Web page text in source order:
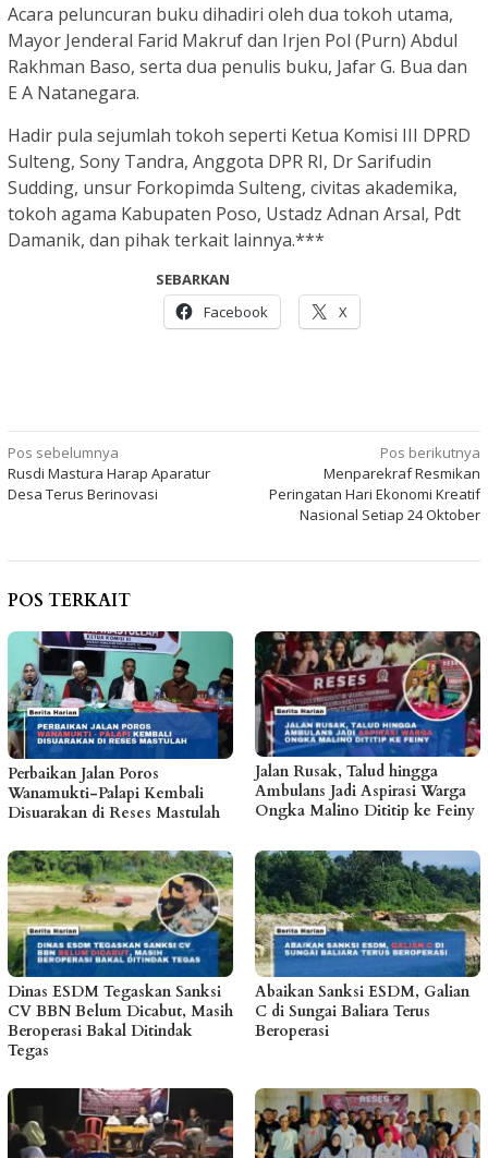
Acara peluncuran buku dihadiri oleh dua tokoh utama,
Mayor Jenderal Farid Makruf dan Irjen Pol (Purn) Abdul
Rakhman Baso, serta dua penulis buku, Jafar G. Bua dan
E A Natanegara.
Hadir pula sejumlah tokoh seperti Ketua Komisi III DPRD
Sulteng, Sony Tandra, Anggota DPR RI, Dr Sarifudin
Sudding, unsur Forkopimda Sulteng, civitas akademika,
tokoh agama Kabupaten Poso, Ustadz Adnan Arsal, Pdt
Damanik, dan pihak terkait lainnya.***
SEBARKAN
Facebook
X
Navigasi
pos
Pos sebelumnya
Rusdi Mastura Harap Aparatur
Desa Terus Berinovasi
Pos berikutnya
Menparekraf Resmikan
Peringatan Hari Ekonomi Kreatif
Nasional Setiap 24 Oktober
POS TERKAIT
Perbaikan Jalan Poros
Wanamukti-Palapi Kembali
Disuarakan di Reses Mastulah
Jalan Rusak, Talud hingga
Ambulans Jadi Aspirasi Warga
Ongka Malino Dititip ke Feiny
Dinas ESDM Tegaskan Sanksi
CV BBN Belum Dicabut, Masih
Beroperasi Bakal Ditindak
Tegas
Abaikan Sanksi ESDM, Galian
C di Sungai Baliara Terus
Beroperasi